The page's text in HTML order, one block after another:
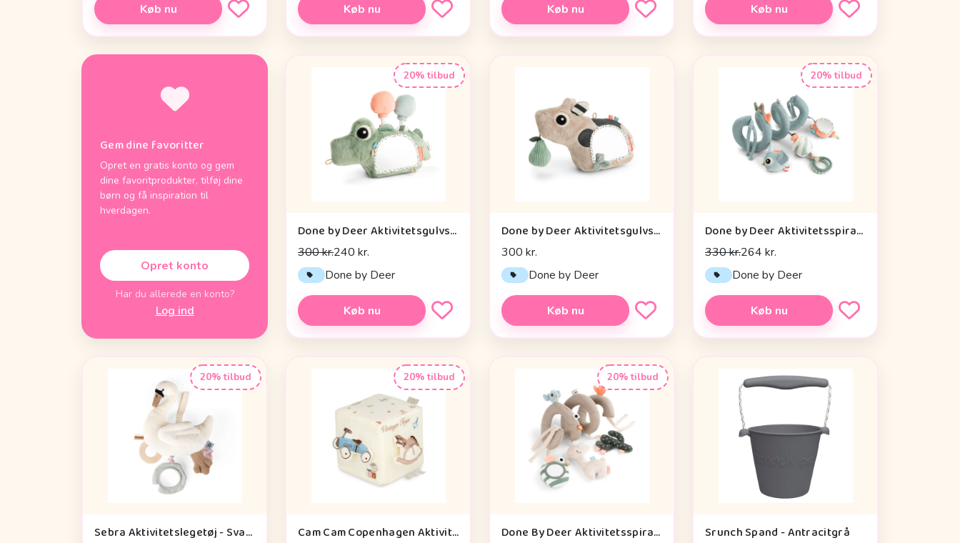
Køb nu Køb nu Køb nu Køb nu
Gem dine favoritter
Opret en gratis konto og gem
dine favoritprodukter, tilføj dine
børn og få inspiration til
hverdagen.
Opret konto
Har du allerede en konto?
Log ind
20% tilbud
Done by Deer Aktivitetsgulvspejl - Croco - Grøn
300 kr.240 kr.
Done by Deer
Køb nu
Done by Deer Aktivitetsgulvspejl - Dotti - Sand
300 kr.
Done by Deer
Køb nu
20% tilbud
Done by Deer Aktivitetsspiral - Celebration - Blå
330 kr.264 kr.
Done by Deer
Køb nu
20% tilbud
Sebra Aktivitetslegetøj - Svane
20% tilbud
Cam Cam Copenhagen Aktivitetsterning - OCS - Vintage Toys
20% tilbud
Done By Deer Aktivitetsspiral - Lalee Sand Srunch Spand - Antracitgrå